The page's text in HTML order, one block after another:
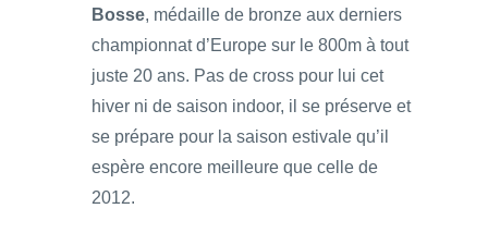
Bosse, médaille de bronze aux derniers
championnat d’Europe sur le 800m à tout
juste 20 ans. Pas de cross pour lui cet
hiver ni de saison indoor, il se préserve et
se prépare pour la saison estivale qu’il
espère encore meilleure que celle de
2012.